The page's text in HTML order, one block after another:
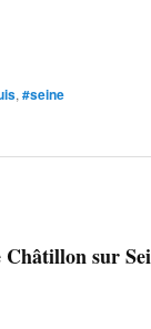
, #seine
Châtillon sur